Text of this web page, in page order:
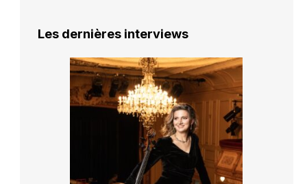
Les dernières interviews